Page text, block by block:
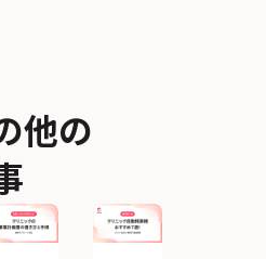
他の